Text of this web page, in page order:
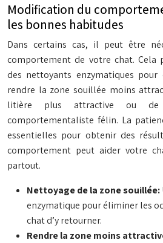
Modification du
les bonnes habitudes
Dans certains cas, il peut être
comportement de votre chat. Cela
des nettoyants enzymatiques
rendre la zone souillée moins
litière plus attractive ou
comportementaliste félin. La
essentielles pour obtenir des
comportement peut aider votre
partout.
Nettoyage de la zone souillée:
enzymatique pour éliminer les
chat d’y retourner.
Rendre la zone moins